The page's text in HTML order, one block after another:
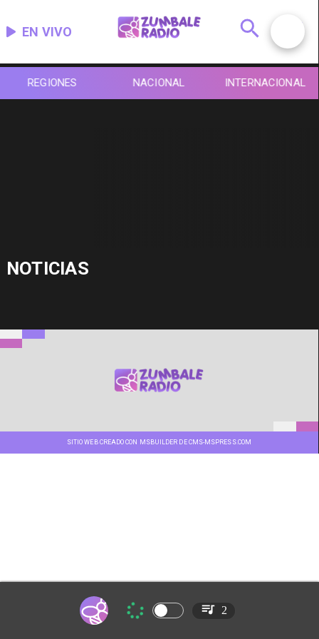
EN VIVO
REGIONES NACIONAL INTERNACIONAL
NOTICIAS
SITIO WEB CREADO CON MSBUILDER DE CMS-MSPRESS.COM
2